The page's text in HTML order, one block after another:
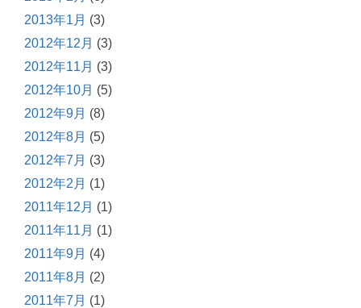
2013年1月 (3)
2012年12月 (3)
2012年11月 (3)
2012年10月 (5)
2012年9月 (8)
2012年8月 (5)
2012年7月 (3)
2012年2月 (1)
2011年12月 (1)
2011年11月 (1)
2011年9月 (4)
2011年8月 (2)
2011年7月 (1)